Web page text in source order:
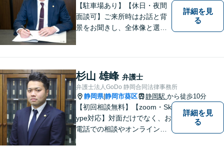
【駐車場あり】【休日・夜間
面談可】ご来所時はお話と背
景をお聞きし、全体像と選択
めています。お気軽にご相談
ください。
詳細を見
る
杉山 雄峰 弁護士
弁護士法人GoDo 静岡合同法律事務所
静岡県|静岡市葵区 静岡駅 から徒歩10分
【初回相談無料】【zoom・Sk
ype対応】対面だけでなく、お
電話での相談やオンライン相
詳細を見
る